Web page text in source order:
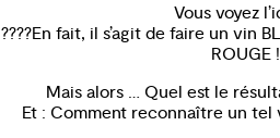
Vous voyez
????En fait, il s’agit de faire un vin
ROUGE !
Mais alors … Quel est le
Et : Comment reconnaître un tel